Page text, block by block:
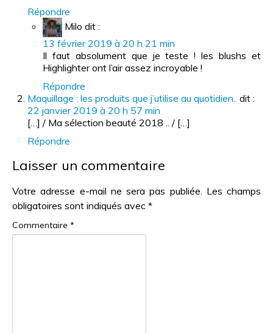
Répondre
Milo dit :
13 février 2019 à 20 h 21 min
Il faut absolument que je teste ! les blushs et
Highlighter ont l’air assez incroyable !
Répondre
Maquillage : les produits que j’utilise au quotidien.. dit :
22 janvier 2019 à 20 h 57 min
[…] / Ma sélection beauté 2018 .. / […]
Répondre
Laisser un commentaire
Votre adresse e-mail ne sera pas publiée. Les champs
obligatoires sont indiqués avec *
Commentaire *